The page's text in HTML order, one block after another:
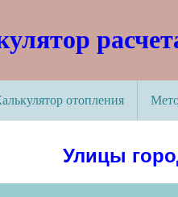
отопления
Улицы